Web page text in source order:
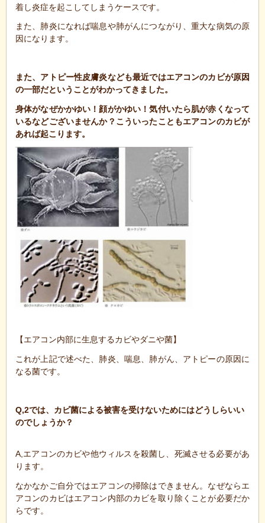
着し炎症を起こしてしまうケースです。
また、肺炎になれば喘息や肺がんにつながり、重大な病気の原
因になります。
また、アトピー性皮膚炎なども最近ではエアコンのカビが原因
の一部だということがわかってきました。
身体がなぜかかゆい！顔がかゆい！気付いたら肌が赤くなって
いるなどございませんか？こういったこともエアコンのカビが
あれば起こります。
【エアコン内部に生息するカビやダニや菌】
これが上記で述べた、肺炎、喘息、肺がん、アトピーの原因に
なる菌です。
Q,2では、カビ菌による被害を受けないためにはどうしらいい
のでしょうか？
A,エアコンのカビや他ウィルスを殺菌し、死滅させる必要があ
ります。
なかなかご自分ではエアコンの掃除はできません。なぜならエ
アコンのカビはエアコン内部のカビを取り除くことが必要だか
らです。